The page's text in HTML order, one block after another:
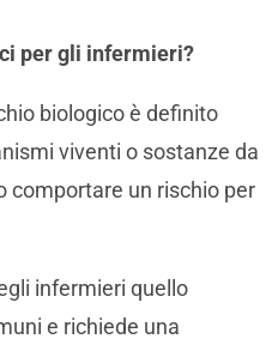
per gli infermieri?
biologico è definito
viventi o sostanze da
comportare un rischio per
infermieri quello
e richiede una